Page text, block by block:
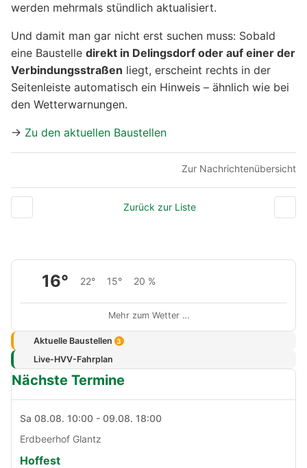
werden mehrmals stündlich aktualisiert.
Und damit man gar nicht erst suchen muss: Sobald
eine Baustelle direkt in Delingsdorf oder auf einer der
Verbindungsstraßen liegt, erscheint rechts in der
Seitenleiste automatisch ein Hinweis – ähnlich wie bei
den Wetterwarnungen.
→ Zu den aktuellen Baustellen
Zur Nachrichtenübersicht
Zurück zur Liste
16° 22° 15° 20 %
Mehr zum Wetter …
Aktuelle Baustellen 3
Live-HVV-Fahrplan
Nächste Termine
Sa 08.08. 10:00 - 09.08. 18:00
Erdbeerhof Glantz
Hoffest